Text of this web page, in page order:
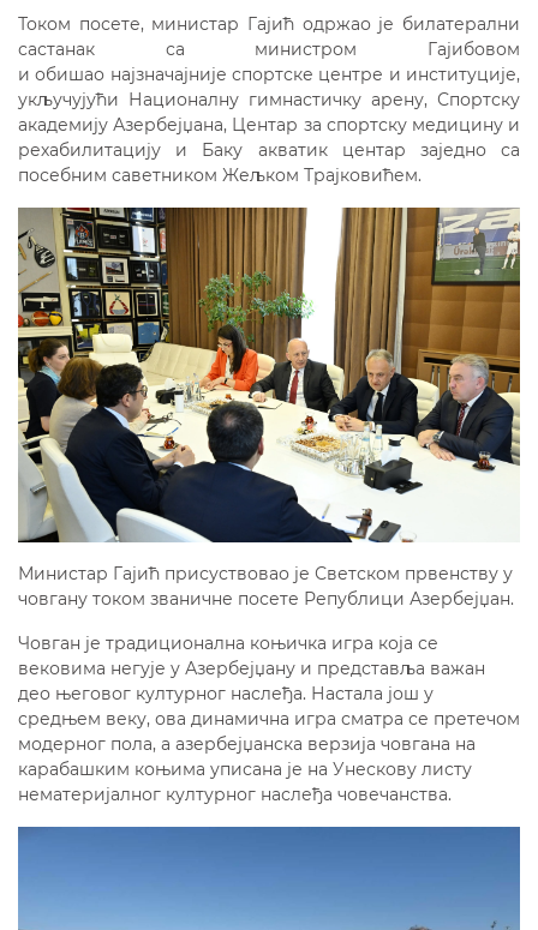
Током посете, министар Гајић одржао је билатерални
састанак са министром Гајибовом
и обишао најзначајније спортске центре и институције,
укључујући Националну гимнастичку арену, Спортску
академију Азербејџана, Центар за спортску медицину и
рехабилитацију и Баку акватик центар заједно са
посебним саветником Жељком Трајковићем.
Министар Гајић присуствовао је Светском првенству у
човгану током званичне посете Републици Азербејџан.
Човган је традиционална коњичка игра која се
вековима негује у Азербејџану и представља важан
део његовог културног наслеђа. Настала још у
средњем веку, ова динамична игра сматра се претечом
модерног пола, а азербејџанска верзија човгана на
карабашким коњима уписана је на Унескову листу
нематеријалног културног наслеђа човечанства.